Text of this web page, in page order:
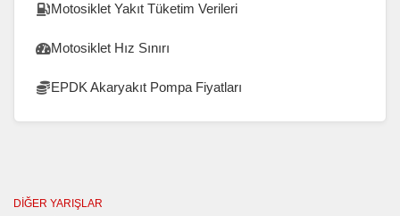
Motosiklet Yakıt Tüketim Verileri
Motosiklet Hız Sınırı
EPDK Akaryakıt Pompa Fiyatları
DIĞER YARIŞLAR